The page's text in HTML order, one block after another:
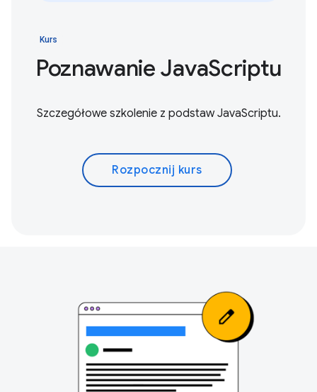
Kurs
Poznawanie JavaScriptu
Szczegółowe szkolenie z podstaw JavaScriptu.
Rozpocznij kurs